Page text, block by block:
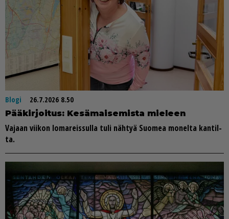
Blogi
26.7.2026 8.50
Pää­kir­joi­tus: Ke­sä­mai­se­mis­ta mie­leen
Va­jaan vii­kon lo­ma­reis­sul­la tuli näh­tyä Suo­mea mo­nel­ta kan­til­
ta.